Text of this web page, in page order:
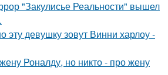
"Закулисье Реальности" вышел
эту девушку зовут Винни харлоу -
Роналду, но никто - про жену